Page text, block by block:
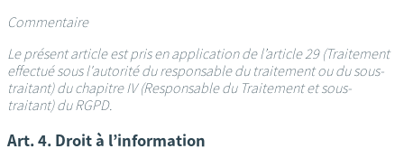
Commentaire
Le présent article est pris en application de l’article 29 (Traitement
effectué sous l'autorité du responsable du traitement ou du sous-
traitant) du chapitre IV (Responsable du Traitement et sous-
traitant) du RGPD.
Art. 4. Droit à l’information